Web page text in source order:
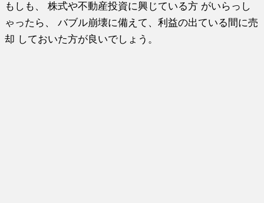
もしも、 株式や不動産投資に興じている方 がいらっし
ゃったら、 バブル崩壊に備えて、利益の出ている間に売
却 しておいた方が良いでしょう。